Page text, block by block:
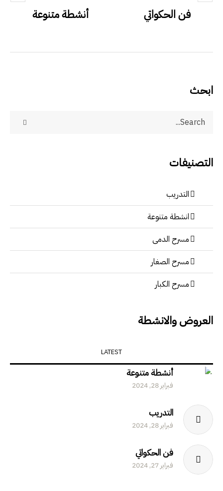
فن الحكواتي أنشطة متنوعة
ابحث
التصنيفات
التدريب
انشطة متنوعة
مسرح الدمى
مسرح الصغار
مسرح الكبار
العروض والانشطة
LATEST
أنشطة متنوعة
فبراير 28, 2024
التدريب
فبراير 28, 2024
فن الحكواتي
فبراير 27, 2024